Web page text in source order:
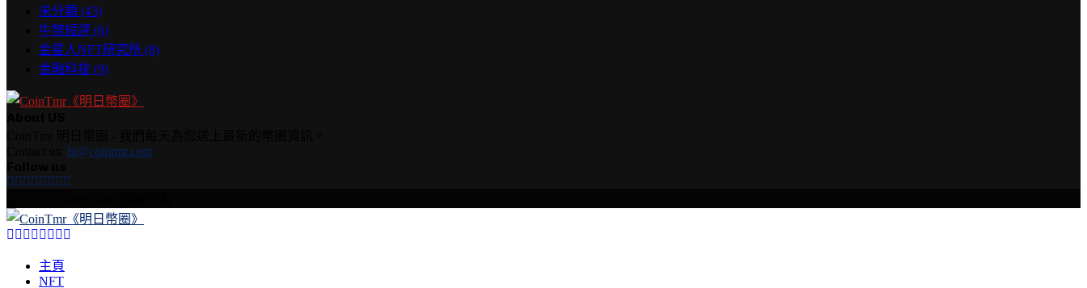
未分類 (43)
牛幣短評 (6)
金星人NFT研究所 (8)
金融科技 (9)
hi@cointmr.com
Facebook
Twitter
Instagram
Linkedin
Youtube
Email
Rss
Facebook
Twitter
Instagram
Linkedin
Youtube
Email
Rss
主頁
NFT